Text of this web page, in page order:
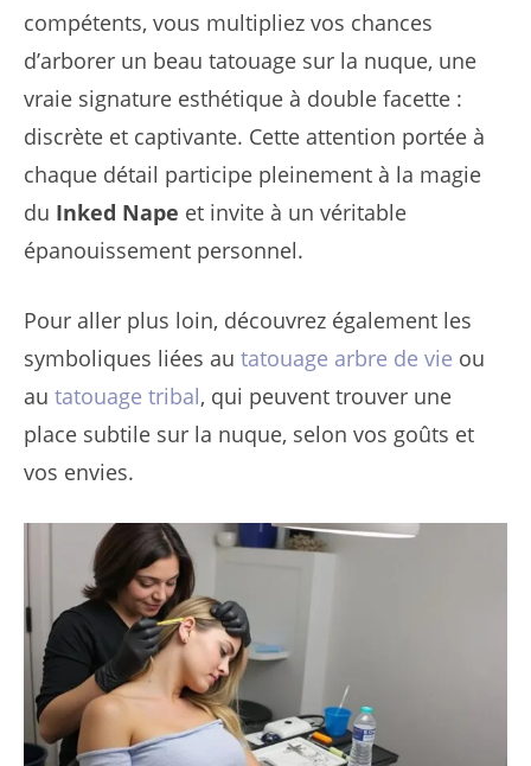
compétents, vous multipliez vos chances
d’arborer un beau tatouage sur la nuque, une
vraie signature esthétique à double facette :
discrète et captivante. Cette attention portée à
chaque détail participe pleinement à la magie
du Inked Nape et invite à un véritable
épanouissement personnel.
Pour aller plus loin, découvrez également les
symboliques liées au tatouage arbre de vie ou
au tatouage tribal, qui peuvent trouver une
place subtile sur la nuque, selon vos goûts et
vos envies.